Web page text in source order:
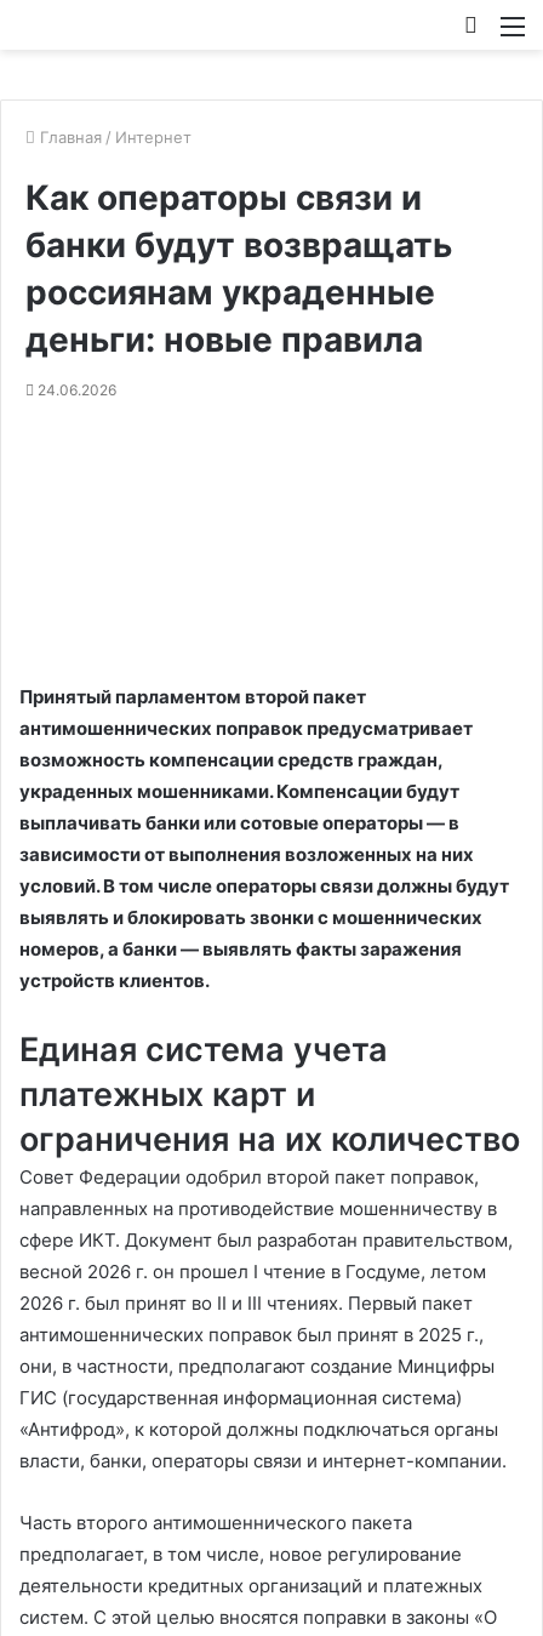
Главная / Интернет
Как операторы связи и
банки будут возвращать
россиянам украденные
деньги: новые правила
24.06.2026
Принятый парламентом второй пакет
антимошеннических поправок предусматривает
возможность компенсации средств граждан,
украденных мошенниками. Компенсации будут
выплачивать банки или сотовые операторы — в
зависимости от выполнения возложенных на них
условий. В том числе операторы связи должны будут
выявлять и блокировать звонки с мошеннических
номеров, а банки — выявлять факты заражения
устройств клиентов.
Единая система учета
платежных карт и
ограничения на их количество
Совет Федерации одобрил второй пакет поправок,
направленных на противодействие мошенничеству в
сфере ИКТ. Документ был разработан правительством,
весной 2026 г. он прошел I чтение в Госдуме, летом
2026 г. был принят во II и III чтениях. Первый пакет
антимошеннических поправок был принят в 2025 г.,
они, в частности, предполагают создание Минцифры
ГИС (государственная информационная система)
«Антифрод», к которой должны подключаться органы
власти, банки, операторы связи и интернет-компании.
Часть второго антимошеннического пакета
предполагает, в том числе, новое регулирование
деятельности кредитных организаций и платежных
систем. С этой целью вносятся поправки в законы «О